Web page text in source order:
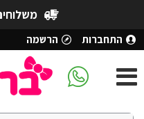
התחברות הרשמה